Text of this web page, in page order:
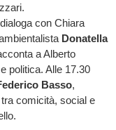
con Chiara
Donatella
a Alberto
politica. Alle 17.30
Basso,
comicità, social e